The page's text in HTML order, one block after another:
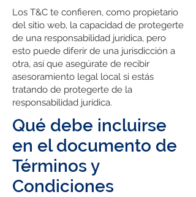
Los T&C te confieren, como propietario
del sitio web, la capacidad de protegerte
de una responsabilidad jurídica, pero
esto puede diferir de una jurisdicción a
otra, así que asegúrate de recibir
asesoramiento legal local si estás
tratando de protegerte de la
responsabilidad jurídica.
Qué debe incluirse
en el documento de
Términos y
Condiciones